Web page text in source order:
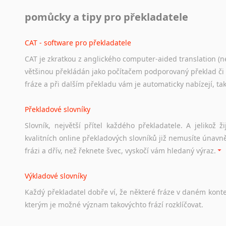
Odkazy poskytující cenné informace nekomerčního
Studium v Austrálii
Soubor odkazů užitečných všem, kteří uvažují o studiu v
a zázemí, australské univerzity a samozřejmě i osobní
Práce v Austrálii
Odkazy poskytující cenné informace nekomerčního
hledat práci na internetu případně osobní zkušenosti
Hledáte-li
práci
stejná obecná pravidla, jako pro český životopis. Tak dost
pomůcky a tipy pro překladatele
CAT - software pro překladatele
CAT je zkratkou z anglického computer-aided translation
většinou překládán jako počítačem podporovaný překlad
fráze a při dalším překladu vám je automaticky nabízejí,
Překladové slovníky
Slovník, největší přítel každého překladatele. A jelikož
kvalitních online překladových slovníků již nemusíte
frázi a dřív, než řeknete švec, vyskočí vám hledaný výraz.
Výkladové slovníky
Každý překladatel dobře ví, že některé fráze v daném
kterým je možné význam takovýchto frází rozklíčovat.